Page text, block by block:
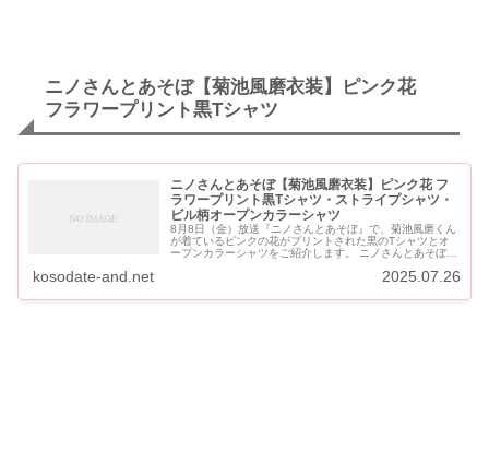
ニノさんとあそぼ【菊池風磨衣装】ピンク花
フラワープリント黒Tシャツ
ニノさんとあそぼ【菊池風磨衣装】ピンク花 フ
ラワープリント黒Tシャツ・ストライプシャツ・
ビル柄オープンカラーシャツ
8月8日（金）放送『ニノさんとあそぼ』で、菊池風磨くん
が着ているピンクの花がプリントされた黒のTシャツとオ
ープンカラーシャツをご紹介します。 ニノさんとあそぼ
kosodate-and.net 2025.07.26